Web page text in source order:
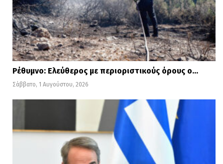
Ρέθυμνο: Ελεύθερος με περιοριστικούς όρους ο…
Σάββατο, 1 Αυγούστου, 2026